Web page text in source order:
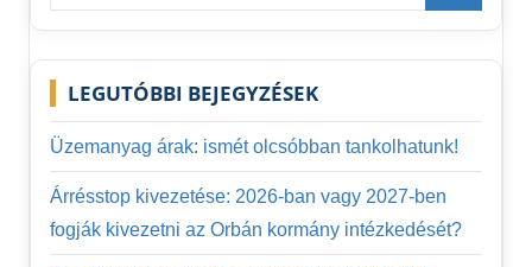
Search
LEGUTÓBBI BEJEGYZÉSEK
Üzemanyag árak: ismét olcsóbban tankolhatunk!
Árrésstop kivezetése: 2026-ban vagy 2027-ben
fogják kivezetni az Orbán kormány intézkedését?